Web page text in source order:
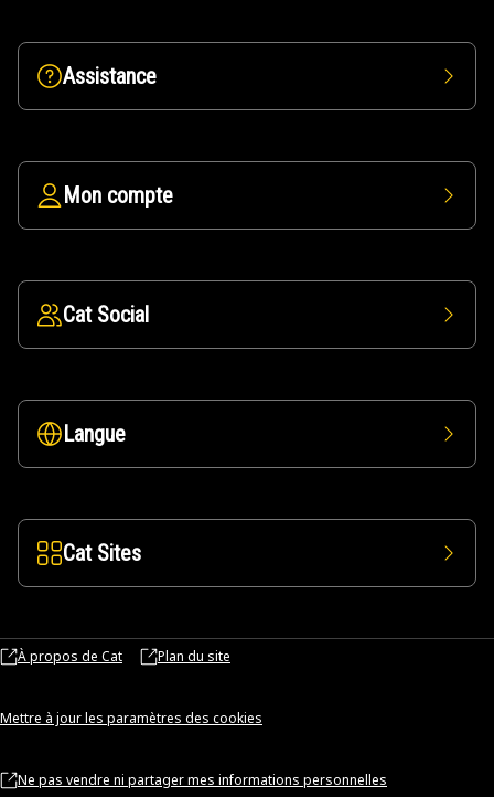
Assistance
Mon compte
Cat Social
Langue
Cat Sites
À propos de Cat Plan du site
Mettre à jour les paramètres des cookies
Ne pas vendre ni partager mes informations personnelles